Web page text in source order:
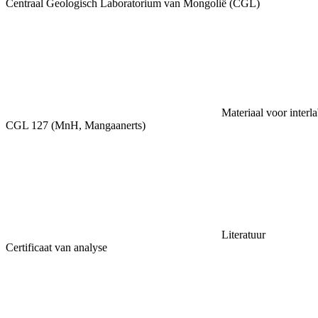
Centraal Geologisch Laboratorium van Mongolië (CGL)
Materiaal voor
CGL 127 (MnH, Mangaanerts)
Literatuur
Certificaat van analyse